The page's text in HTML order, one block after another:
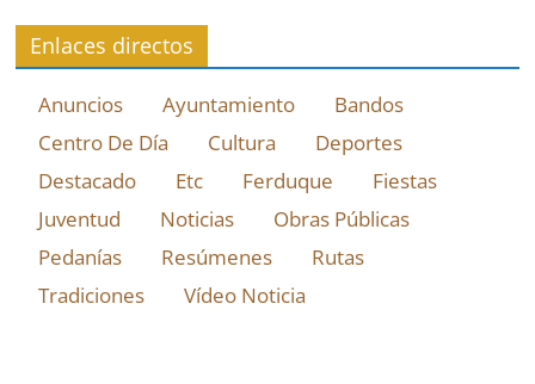
Enlaces directos
Anuncios Ayuntamiento
Bandos
Centro De Día
Cultura
Deportes
Destacado
Etc Ferduque
Fiestas
Juventud
Noticias
Obras Públicas
Pedanías
Resúmenes
Rutas
Tradiciones
Vídeo Noticia